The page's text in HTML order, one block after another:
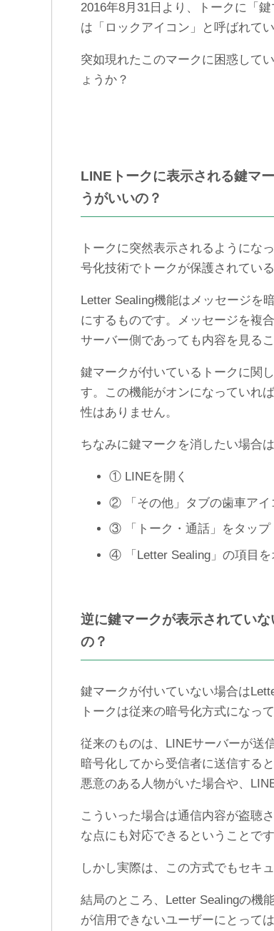
トをパソコンに登録する方
んでした]のエラ
2016年8月31日より、トークに「
は「ロックアイコン」と呼ばれてい
突如現れたこのマークに困惑して
ょうか？
LINEトークに表示される鍵マ
うがいいの？
トークに突然表示されるようにな
号化技術でトークが保護されてい
Letter Sealing機能はメッセージを
にするものです。メッセージを複
サーバー側であっても内容を見る
鍵マークが付いているトークに関
す。この機能がオンになっていれ
性はありません。
ちなみに鍵マークを消したい場合
① LINEを開く
② 「その他」タブの歯車アイ
③ 「トーク・通話」をタップ
④ 「Letter Sealing」の項目を
逆に鍵マークが表示されてい
の？
鍵マークが付いていない場合は
トークは従来の暗号化方式になって
従来のものは、LINEサーバーが送
暗号化してから受信者に送信する
悪意のある人物がいた場合や、
こういった場合は通信内容が盗聴
な点にも対応できるということです
しかし実際は、この方式でもセキ
結局のところ、Letter Sealingの機
が信用できないユーザーにとって